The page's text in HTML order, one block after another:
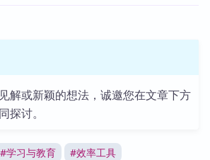
解或新颖的想法，诚邀您在文章下方
探讨。
#学习与教育 #效率工具